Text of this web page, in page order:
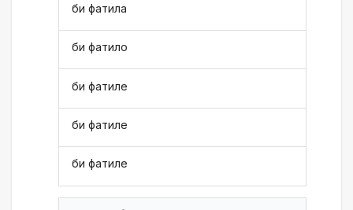
би фатила
би фатило
би фатиле
би фатиле
би фатиле